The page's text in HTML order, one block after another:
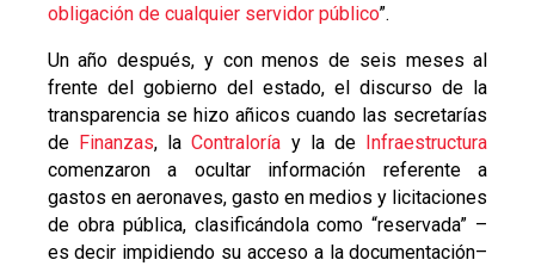
obligación de cualquier servidor público”.
Un año después, y con menos de seis meses al
frente del gobierno del estado, el discurso de la
transparencia se hizo añicos cuando las secretarías
de Finanzas, laContraloría y la de Infraestructura
comenzaron a ocultar información referente a
gastos en aeronaves, gasto en medios y licitaciones
de obra pública, clasificándola como “reservada” –
es decir impidiendo su acceso a la documentación–